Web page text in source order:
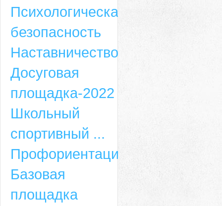
Психологическая
безопасность
Наставничество
Досуговая
площадка-2022
Школьный
спортивный ...
Профориентация
Базовая
площадка